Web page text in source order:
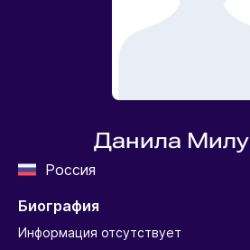
Данила
Россия
Биография
Информация отсутствует